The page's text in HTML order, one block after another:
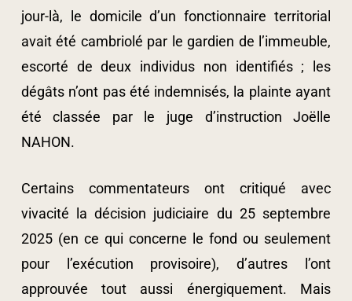
jour-là, le domicile d’un fonctionnaire territorial
avait été cambriolé par le gardien de l’immeuble,
escorté de deux individus non identifiés ; les
dégâts n’ont pas été indemnisés, la plainte ayant
été classée par le juge d’instruction Joëlle
NAHON.
Certains commentateurs ont critiqué avec
vivacité la décision judiciaire du 25 septembre
2025 (en ce qui concerne le fond ou seulement
pour l’exécution provisoire), d’autres l’ont
approuvée tout aussi énergiquement. Mais